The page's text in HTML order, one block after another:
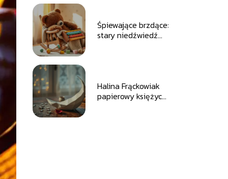
Śpiewające brzdące:
stary niedźwiedź
Halina Frąckowiak
papierowy księżyc